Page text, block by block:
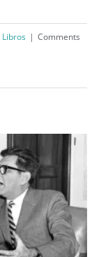
Libros | Comments